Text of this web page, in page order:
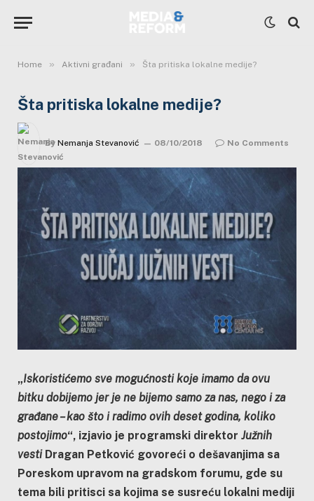
Home » Aktivni građani » Šta pritiska lokalne medije?
Šta pritiska lokalne medije?
By Nemanja Stevanović 08/10/2018 No Comments
„Iskoristićemo sve mogućnosti koje imamo da ovu
bitku dobijemo jer je ne bijemo samo za nas, nego i za
građane – kao što i radimo ovih deset godina, koliko
postojimo“, izjavio je programski direktor Južnih
vestiDragan Petković govoreći o dešavanjima sa
Poreskom upravom na gradskom forumu, gde su
tema bili pritisci sa kojima se susreću lokalni mediji